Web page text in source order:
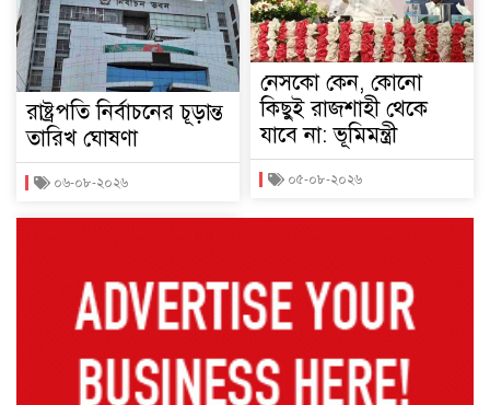
রাষ্ট্রপতি নির্বাচনের চূড়ান্ত
তারিখ ঘোষণা
০৬-০৮-২০২৬
নেসকো কেন, কোনো
কিছুই রাজশাহী থেকে
যাবে না: ভূমিমন্ত্রী
০৫-০৮-২০২৬